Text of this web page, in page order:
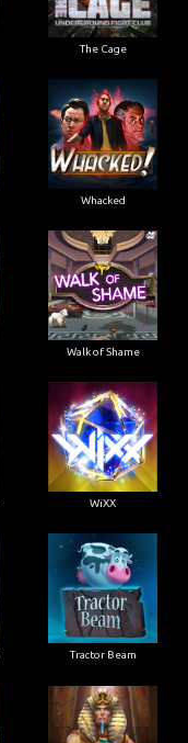
The Cage
Whacked
Walk of Shame
WiXX
Tractor Beam